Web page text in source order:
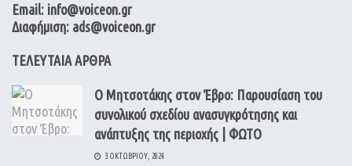
Email: info@voiceon.gr
Διαφήμιση: ads@voiceon.gr
ΤΕΛΕΥΤΑΙΑ ΑΡΘΡΑ
Ο Μητσοτάκης στον Έβρο: Παρουσίαση του
συνολικού σχεδίου ανασυγκρότησης και
ανάπτυξης της περιοχής | ΦΩΤΟ
3 ΟΚΤΩΒΡΊΟΥ, 2024